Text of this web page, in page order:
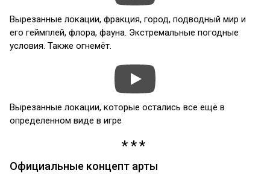
Вырезанные локации, фракция, город, подводный мир и
его геймплей, флора, фауна. Экстремальные погодные
условия. Также огнемёт.
Вырезанные локации, которые остались все ещё в
определенном виде в игре
Официальные концепт арты